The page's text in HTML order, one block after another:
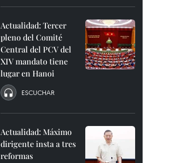
Actualidad: Tercer
pleno del Comité
Central del PCV del
XIV mandato tiene
lugar en Hanoi
ESCUCHAR
Actualidad: Máximo
dirigente insta a tres
reformas